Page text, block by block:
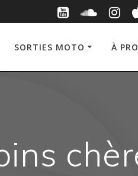
SORTIES MOTO À